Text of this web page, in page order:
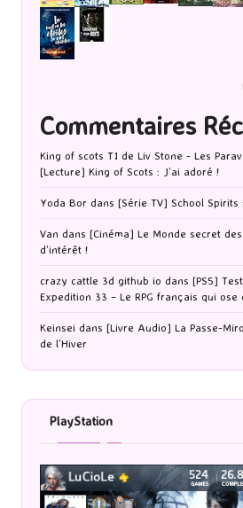
Commentaires
King of scots T1 de Liv Stone - Les
[Lecture] King of Scots : J’ai adoré !
Yoda Bor dans [Série TV] School Spirits
Van dans [Cinéma] Le Monde secret
d’intérêt !
crazy cattle 3d github io dans [PS5]
Expedition 33 – Le RPG français qui
Keinsei dans [Livre Audio] La Passe-
de l’Hiver
PlayStation